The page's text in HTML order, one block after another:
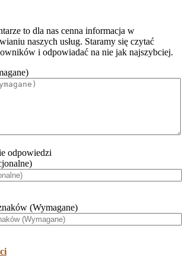
to dla nas cenna informacja w
naszych usług. Staramy się czytać
i odpowiadać na nie jak najszybciej.
odpowiedzi
(Wymagane)